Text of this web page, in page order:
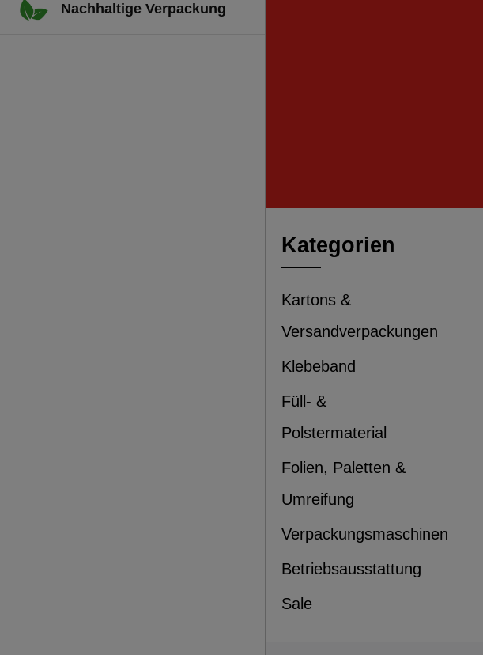
Nachhaltige Verpackung
Kategorien
Kartons &
Versandverpackungen
Klebeband
Füll- &
Polstermaterial
Folien, Paletten &
Umreifung
Verpackungsmaschinen
Betriebsausstattung
Sale